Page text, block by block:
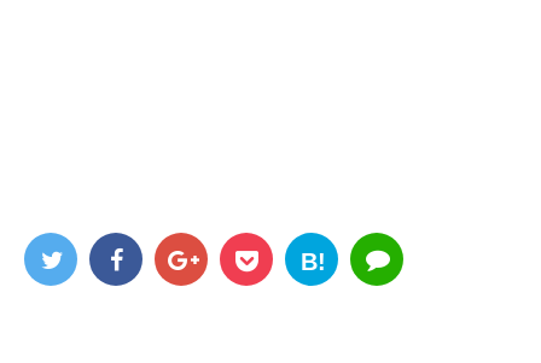
B!